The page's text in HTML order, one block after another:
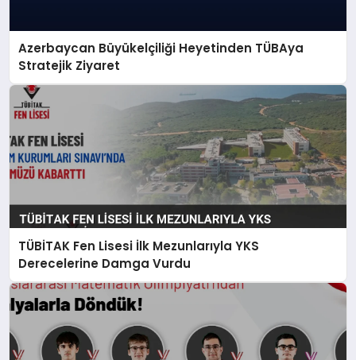
Azerbaycan Büyükelçiliği Heyetinden TÜBAya
Stratejik Ziyaret
TÜBİTAK Fen Lisesi İlk Mezunlarıyla YKS
Derecelerine Damga Vurdu